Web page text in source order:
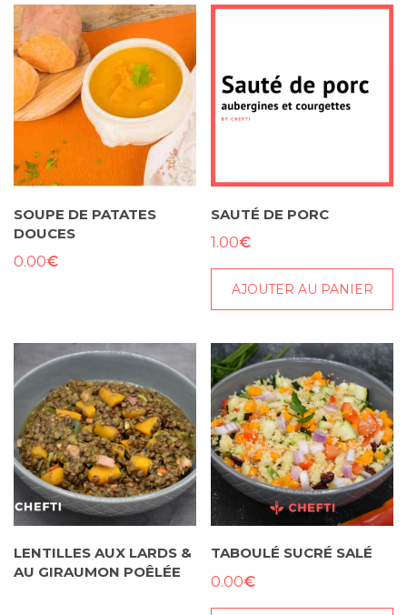
SOUPE DE PATATES
DOUCES
0.00€
SAUTÉ DE PORC
1.00€
AJOUTER AU PANIER
LENTILLES AUX LARDS &
AU GIRAUMON POÊLÉE
TABOULÉ SUCRÉ SALÉ
0.00€